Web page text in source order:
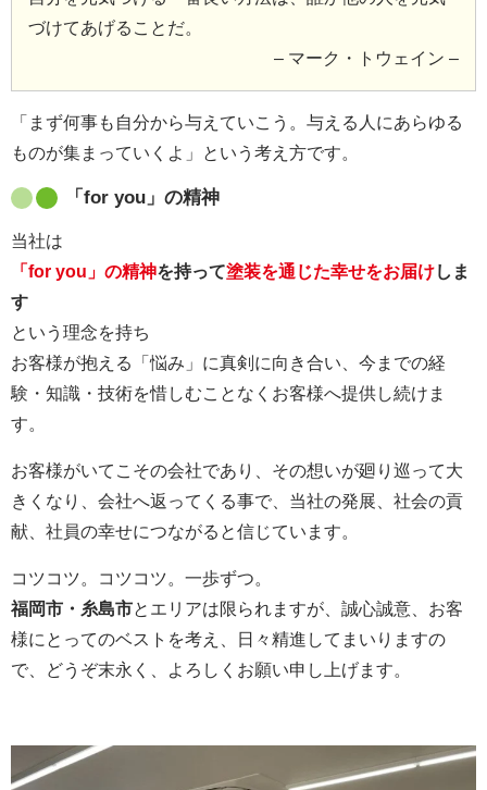
づけてあげることだ。
– マーク・トウェイン –
「まず何事も自分から与えていこう。与える人にあらゆる
ものが集まっていくよ」という考え方です。
「for you」の精神
当社は
「for you」の精神を持って塗装を通じた幸せをお届けしま
す
という理念を持ち
お客様が抱える「悩み」に真剣に向き合い、今までの経
験・知識・技術を惜しむことなくお客様へ提供し続けま
す。
お客様がいてこその会社であり、その想いが廻り巡って大
きくなり、会社へ返ってくる事で、当社の発展、社会の貢
献、社員の幸せにつながると信じています。
コツコツ。コツコツ。一歩ずつ。
福岡市・糸島市とエリアは限られますが、誠心誠意、お客
様にとってのベストを考え、日々精進してまいりますの
で、どうぞ末永く、よろしくお願い申し上げます。